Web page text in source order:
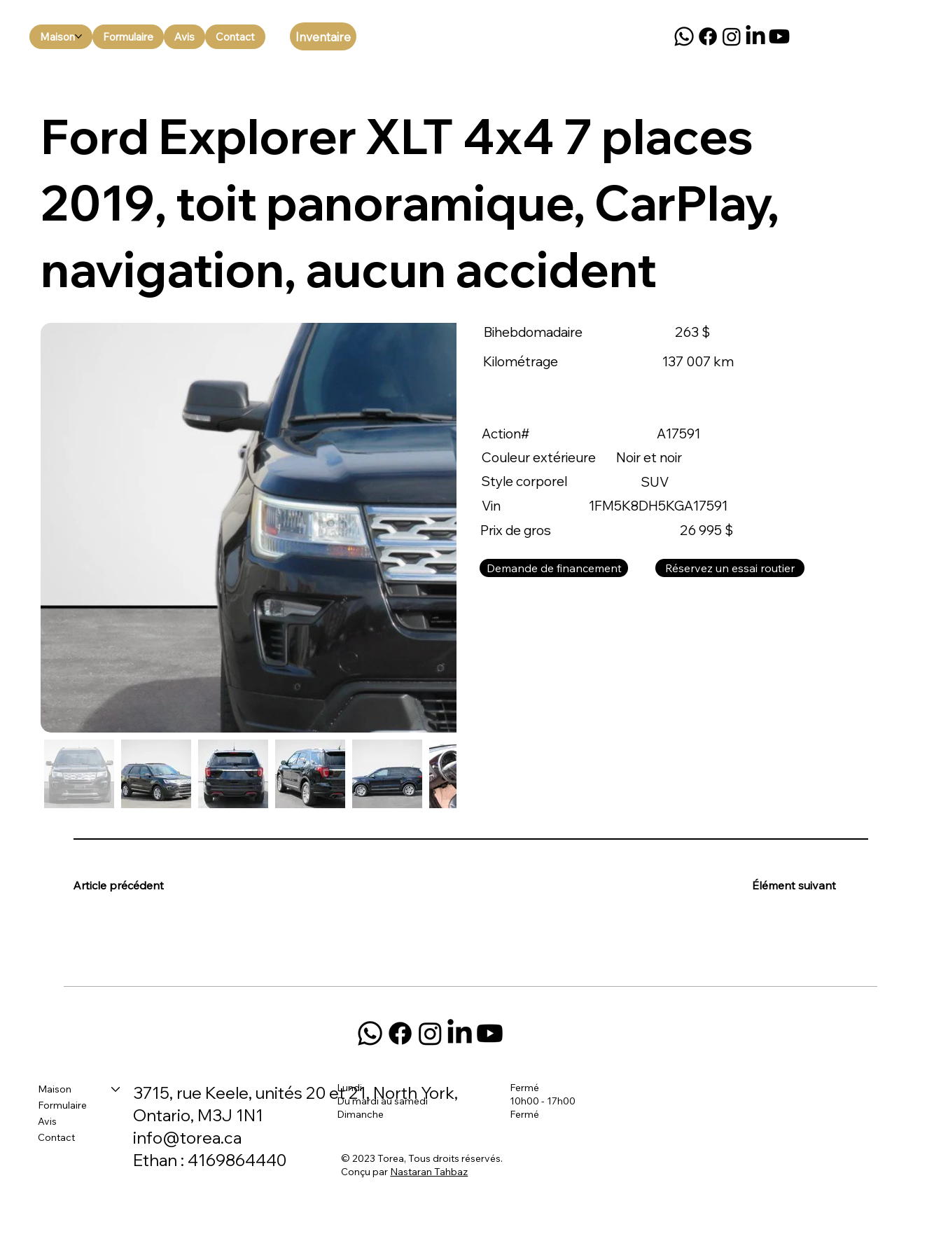
Maison Formulaire Avis Contact Inventaire
Article précédent Élément suivant
Bihebdomadaire
263 $
Kilométrage
137 007 km
Action#
A17591
Couleur extérieure
Noir et noir
Style corporel
SUV
Vin
1FM5K8DH5KGA17591
Prix de gros
26 995 $
Demande de financement Réservez un essai routier
Ford Explorer XLT 4x4 7 places
2019, toit panoramique, CarPlay,
navigation, aucun accident
Maison
Formulaire
Avis
Contact
3715, rue Keele, unités 20 et 21, North York,
Ontario, M3J 1N1
info@torea.ca
Ethan : 4169864440
Lundi
Du mardi au samedi
Dimanche
Fermé
10h00 - 17h00
Fermé
© 2023 Torea, Tous droits réservés.
Conçu par Nastaran Tahbaz